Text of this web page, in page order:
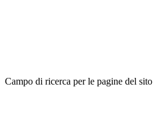
Campo di ricerca per le pagine del sito